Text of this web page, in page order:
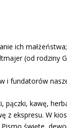
ich
(od rodziny
i fundatorów
pączki, kawę,
z ekspresu. W